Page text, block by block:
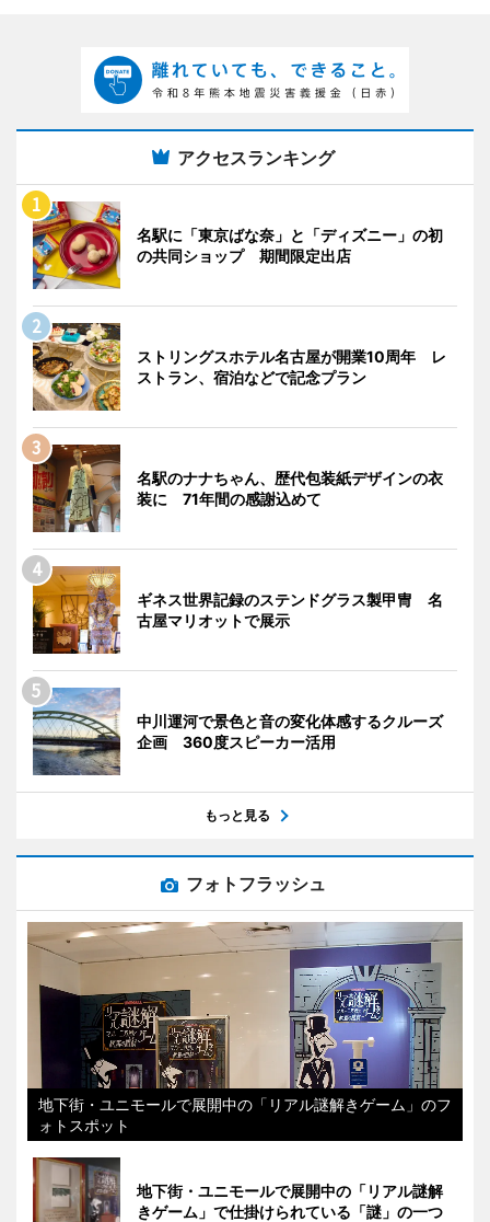
アクセスランキング
名駅に「東京ばな奈」と「ディズニー」の初
の共同ショップ 期間限定出店
ストリングスホテル名古屋が開業10周年 レ
ストラン、宿泊などで記念プラン
名駅のナナちゃん、歴代包装紙デザインの衣
装に 71年間の感謝込めて
ギネス世界記録のステンドグラス製甲冑 名
古屋マリオットで展示
中川運河で景色と音の変化体感するクルーズ
企画 360度スピーカー活用
もっと見る
フォトフラッシュ
地下街・ユニモールで展開中の「リアル謎解きゲーム」のフ
ォトスポット
地下街・ユニモールで展開中の「リアル謎解
きゲーム」で仕掛けられている「謎」の一つ